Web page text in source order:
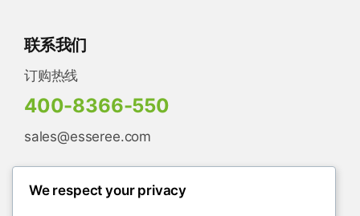
联系我们
订购热线
400-8366-550
sales@esseree.com
We respect your privacy